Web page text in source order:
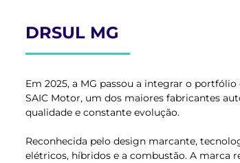
DRSUL MG
Em 2025, a MG passou a integrar o
SAIC Motor, um dos maiores fabricantes
qualidade e constante evolução.
Reconhecida pelo design marcante,
elétricos, híbridos e a combustão. A marca